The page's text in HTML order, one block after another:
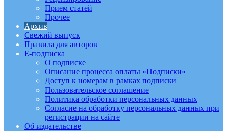
Прием статей
Прочее
Архив
Свежий выпуск
Правила для авторов
E-подписка
О подписке
Описание процесса оплаты «Подписки»
Доступ к номерам в рамках подписки
Пользовательское соглашение
Политика обработки персональных данных
Согласие на обработку персональных данных при
регистрации на сайте
Об издательстве